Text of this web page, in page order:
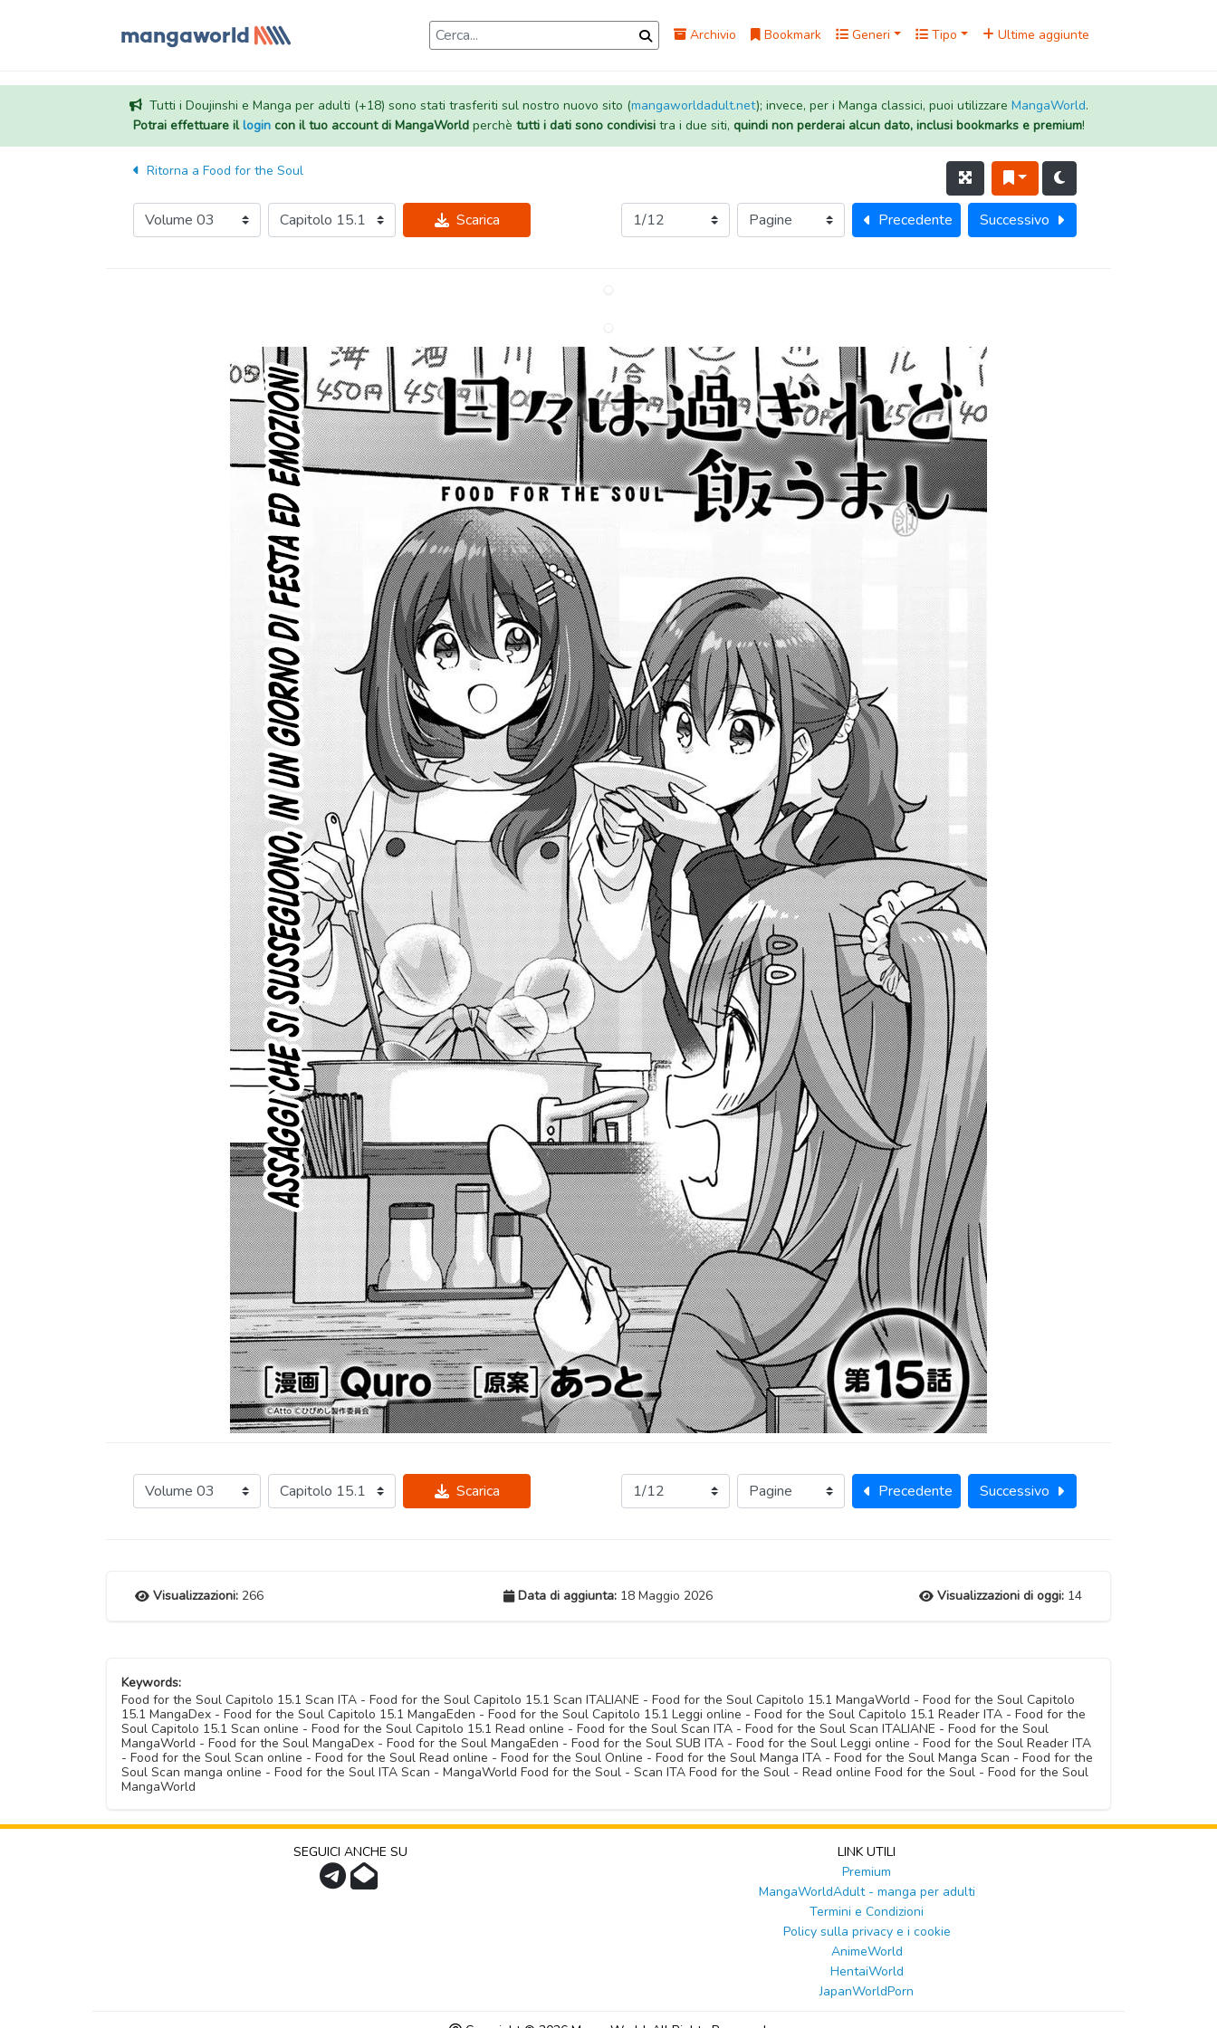
Archivio Bookmark Generi Tipo Ultime aggiunte
Tutti i Doujinshi e Manga per adulti (+18) sono stati trasferiti sul nostro nuovo sito (mangaworldadult.net); invece, per i Manga classici, puoi utilizzare MangaWorld.
Potrai effettuare illogincon il tuo account di MangaWorldperchè tutti i dati sono condivisitra i due siti, quindi non perderai alcun dato, inclusi bookmarks e premium!
Ritorna a Food for the Soul
Scarica Precedente Successivo
Scarica Precedente Successivo
Visualizzazioni: 266 Data di aggiunta: 18 Maggio 2026 Visualizzazioni di oggi:14
Keywords:
Food for the Soul Capitolo 15.1 Scan ITA - Food for the Soul Capitolo 15.1 Scan ITALIANE - Food for the Soul Capitolo 15.1 MangaWorld - Food for the Soul Capitolo
15.1 MangaDex - Food for the Soul Capitolo 15.1 MangaEden - Food for the Soul Capitolo 15.1 Leggi online - Food for the Soul Capitolo 15.1 Reader ITA - Food for the
Soul Capitolo 15.1 Scan online - Food for the Soul Capitolo 15.1 Read online - Food for the Soul Scan ITA - Food for the Soul Scan ITALIANE - Food for the Soul
MangaWorld - Food for the Soul MangaDex - Food for the Soul MangaEden - Food for the Soul SUB ITA - Food for the Soul Leggi online - Food for the Soul Reader ITA
- Food for the Soul Scan online - Food for the Soul Read online - Food for the Soul Online - Food for the Soul Manga ITA - Food for the Soul Manga Scan - Food for the
Soul Scan manga online - Food for the Soul ITA Scan - MangaWorld Food for the Soul - Scan ITA Food for the Soul - Read online Food for the Soul - Food for the Soul
MangaWorld
SEGUICI ANCHE SU
LINK UTILI
Premium
MangaWorldAdult - manga per adulti
Termini e Condizioni
Policy sulla privacy e i cookie
AnimeWorld
HentaiWorld
JapanWorldPorn